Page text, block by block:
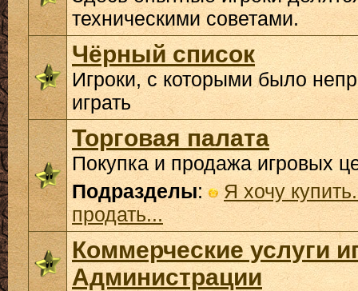
техническими советами.
Чёрный список
Игроки, с которыми было
играть
Торговая палата
Покупка и продажа игровых
Подразделы:
Я хочу
продать...
Коммерческие услуги
Администрации